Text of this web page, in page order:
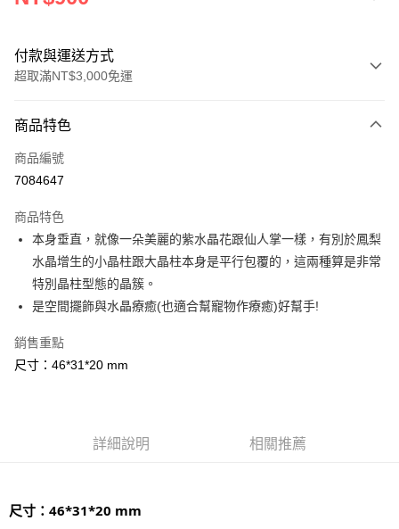
付款與運送方式
超取滿NT$3,000免運
信用卡一次付款
超商取貨付款
Apple Pay
街口支付
悠遊付
ATM付款
賣家宅配幫您送（台灣）
商品特色
商品編號
7084647
商品特色
本身垂直，就像一朵美麗的紫水晶花跟仙人掌一樣，有別於鳳梨
水晶增生的小晶柱跟大晶柱本身是平行包覆的，這兩種算是非常
特別晶柱型態的晶簇。
是空間擺飾與水晶療癒(也適合幫寵物作療癒)好幫手!
銷售重點
尺寸：46*31*20 mm
詳細說明 相關推薦
尺寸：46*31*20 mm